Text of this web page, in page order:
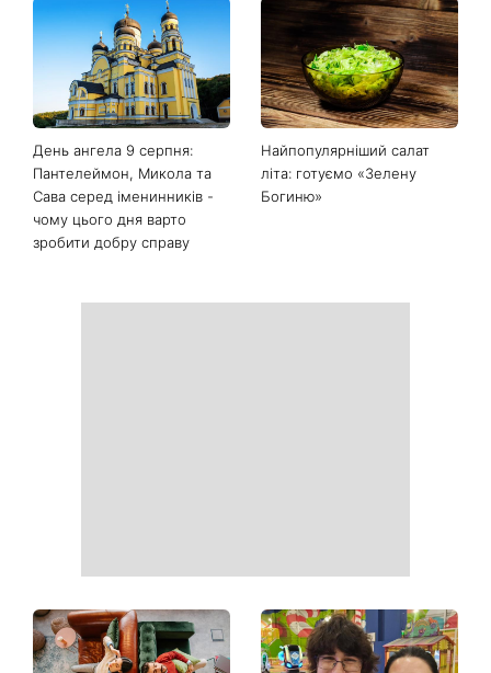
День ангела 9 серпня:
Пантелеймон, Микола та
Сава серед іменинників -
чому цього дня варто
зробити добру справу
Найпопулярніший салат
літа: готуємо «Зелену
Богиню»